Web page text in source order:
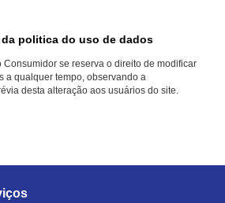
politica do uso de dados
Consumidor se reserva o direito de modificar
a qualquer tempo, observando a
desta alteração aos usuários do site.